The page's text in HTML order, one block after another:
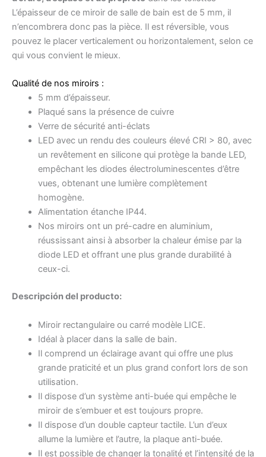
L’épaisseur de ce miroir de salle de bain est de 5 mm, il
n’encombrera donc pas la pièce. Il est réversible, vous
pouvez le placer verticalement ou horizontalement, selon ce
qui vous convient le mieux.
Qualité de nos miroirs :
5 mm d’épaisseur.
Plaqué sans la présence de cuivre
Verre de sécurité anti-éclats
LED avec un rendu des couleurs élevé CRI > 80, avec
un revêtement en silicone qui protège la bande LED,
empêchant les diodes électroluminescentes d’être
vues, obtenant une lumière complètement
homogène.
Alimentation étanche IP44.
Nos miroirs ont un pré-cadre en aluminium,
réussissant ainsi à absorber la chaleur émise par la
diode LED et offrant une plus grande durabilité à
ceux-ci.
Descripción del producto:
Miroir rectangulaire ou carré modèle LICE.
Idéal à placer dans la salle de bain.
Il comprend un éclairage avant qui offre une plus
grande praticité et un plus grand confort lors de son
utilisation.
Il dispose d’un système anti-buée qui empêche le
miroir de s’embuer et est toujours propre.
Il dispose d’un double capteur tactile. L’un d’eux
allume la lumière et l’autre, la plaque anti-buée.
Il est possible de changer la tonalité et l’intensité de la